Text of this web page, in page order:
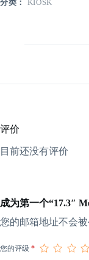
分类： KIOSK
评价
目前还没有评价
成为第一个“17.3″
您的邮箱地址不会被
您的评级 *